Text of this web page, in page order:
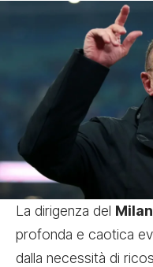
La dirigenza del Milan
profonda e caotica
dalla necessità di